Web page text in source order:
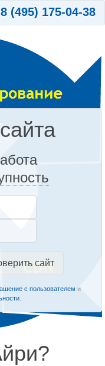
8 (495) 175-04-38
сайт
с пользователем и
.